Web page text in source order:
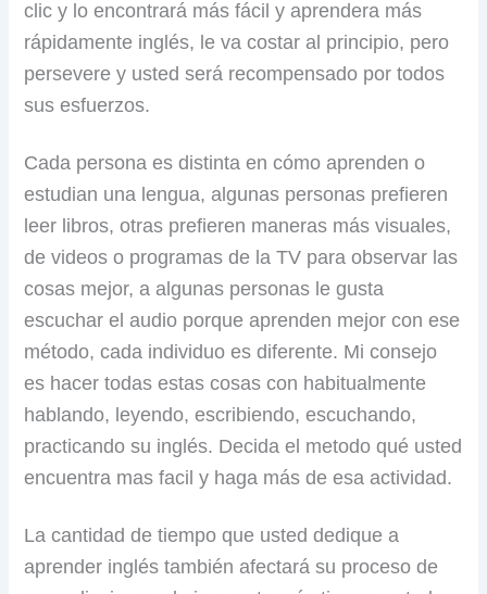
clic y lo encontrará más fácil y aprendera más
rápidamente inglés, le va costar al principio, pero
persevere y usted será recompensado por todos
sus esfuerzos.
Cada persona es distinta en cómo aprenden o
estudian una lengua, algunas personas prefieren
leer libros, otras prefieren maneras más visuales,
de videos o programas de la TV para observar las
cosas mejor, a algunas personas le gusta
escuchar el audio porque aprenden mejor con ese
método, cada individuo es diferente. Mi consejo
es hacer todas estas cosas con habitualmente
hablando, leyendo, escribiendo, escuchando,
practicando su inglés. Decida el metodo qué usted
encuentra mas facil y haga más de esa actividad.
La cantidad de tiempo que usted dedique a
aprender inglés también afectará su proceso de